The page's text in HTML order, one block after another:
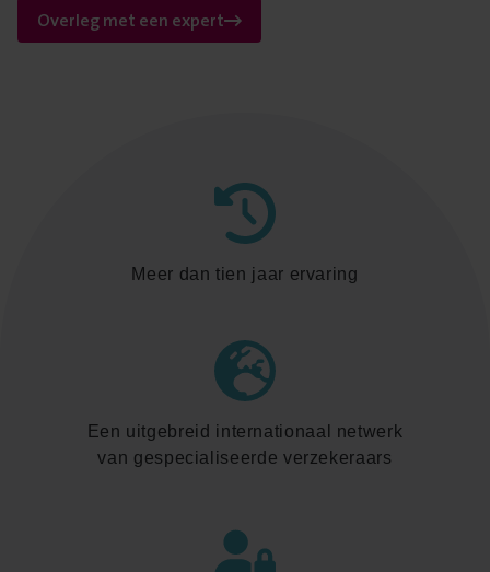
Overleg met een expert
Meer dan tien jaar ervaring
Een uitgebreid internationaal netwerk
van gespecialiseerde verzekeraars